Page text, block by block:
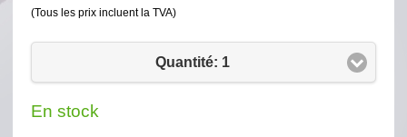
(Tous les prix incluent la TVA)
Quantité: 1
En stock